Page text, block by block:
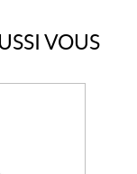
VOUS